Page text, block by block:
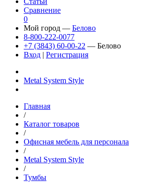
Сравнение
0
Мой город — Белово
8-800-222-0077
+7 (3843) 60-00-22 — Белово
Вход | Регистрация
Metal System Style
Главная
/
Каталог товаров
/
Офисная мебель для персонала
/
Metal System Style
/
Тумбы